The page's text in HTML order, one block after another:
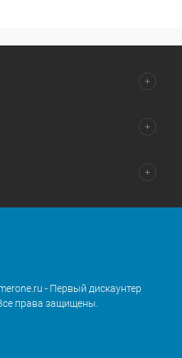
- Первый дискаунтер
права защищены.